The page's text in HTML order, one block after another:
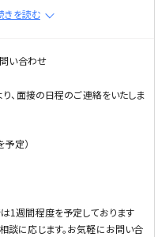
ールで応募ボタンから応募フォー
直接企業へご連絡ください
きを読む
い合わせ
、面接の日程のご連絡をいたしま
予定）
1週間程度を予定しております
談に応じます。お気軽にお問い合